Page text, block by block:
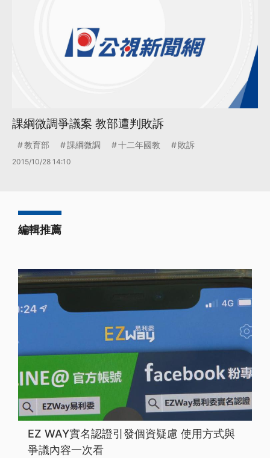
課綱微調爭議案 教部遭判敗訴
教育部 課綱微調 十二年國教 敗訴
2015/10/28 14:10
編輯推薦
EZ WAY實名認證引發個資疑慮 使用方式與
爭議內容一次看